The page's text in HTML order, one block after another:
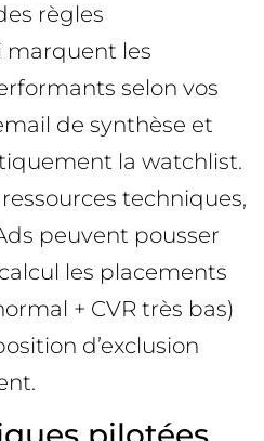
règles
marquent les
selon vos
de synthèse et
la watchlist.
techniques,
peuvent pousser
les placements
+ CVR très bas)
d’exclusion